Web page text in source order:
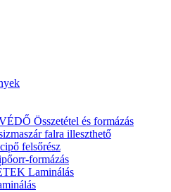
Összetétel és formázás
falra illeszthető
felsőrész
formázás
Laminálás